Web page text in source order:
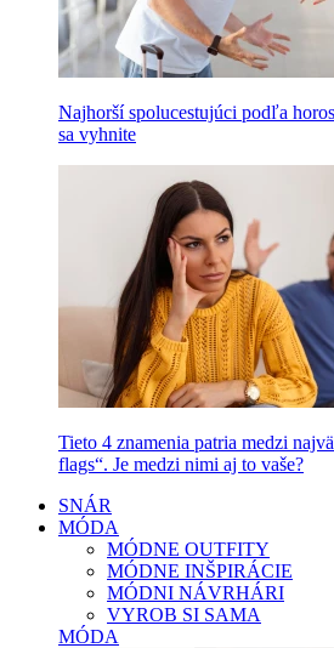
Najhorší spolucestujúci podľa
sa vyhnite
Tieto 4 znamenia patria medzi
flags“. Je medzi nimi aj to vaše?
SNÁR
MÓDA
MÓDNE OUTFITY
MÓDNE INŠPIRÁCIE
MÓDNI NÁVRHÁRI
VYROB SI SAMA
MÓDA